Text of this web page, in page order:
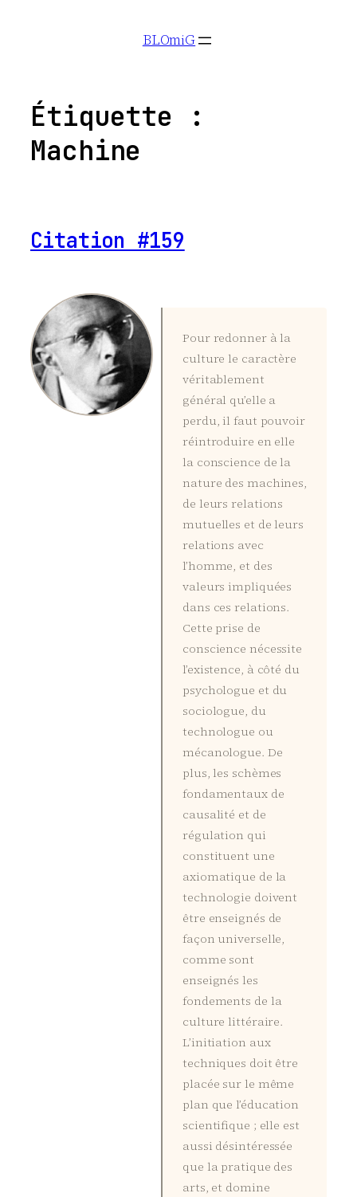
BLOmiG
Étiquette :
Machine
Citation #159
Pour redonner à la
culture le caractère
véritablement
général qu’elle a
perdu, il faut pouvoir
réintroduire en elle
la conscience de la
nature des machines,
de leurs relations
mutuelles et de leurs
relations avec
l’homme, et des
valeurs impliquées
dans ces relations.
Cette prise de
conscience nécessite
l’existence, à côté du
psychologue et du
sociologue, du
technologue ou
mécanologue. De
plus, les schèmes
fondamentaux de
causalité et de
régulation qui
constituent une
axiomatique de la
technologie doivent
être enseignés de
façon universelle,
comme sont
enseignés les
fondements de la
culture littéraire.
L’initiation aux
techniques doit être
placée sur le même
plan que l’éducation
scientifique ; elle est
aussi désintéressée
que la pratique des
arts, et domine